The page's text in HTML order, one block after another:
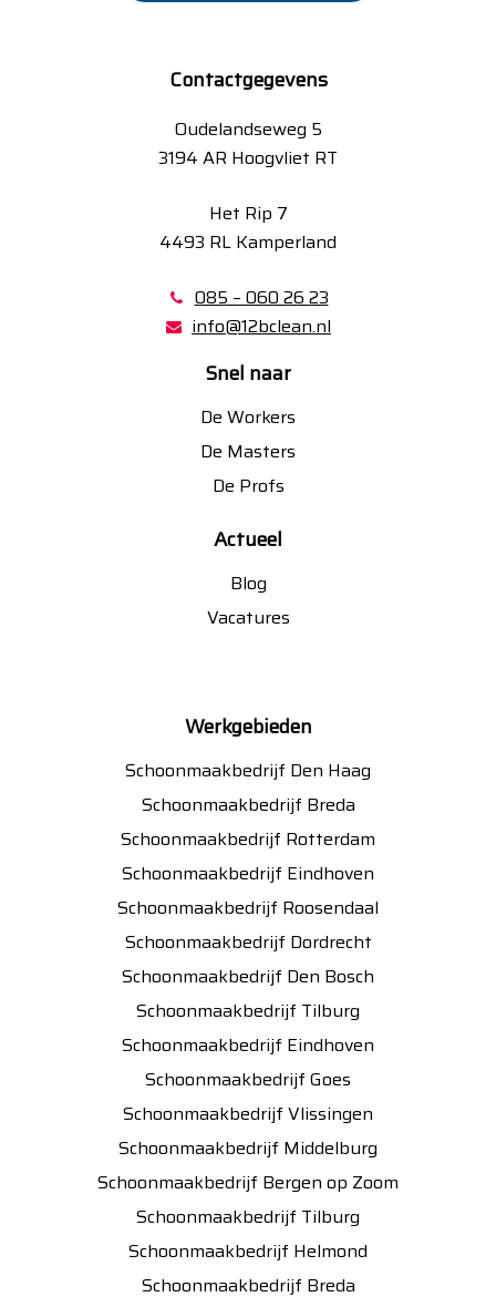
Contactgegevens
Oudelandseweg 5
3194 AR Hoogvliet RT
Het Rip 7
4493 RL Kamperland
085 – 060 26 23
info@12bclean.nl
Snel naar
De Workers
De Masters
De Profs
Actueel
Blog
Vacatures
Werkgebieden
Schoonmaakbedrijf Den Haag
Schoonmaakbedrijf Breda
Schoonmaakbedrijf Rotterdam
Schoonmaakbedrijf Eindhoven
Schoonmaakbedrijf Roosendaal
Schoonmaakbedrijf Dordrecht
Schoonmaakbedrijf Den Bosch
Schoonmaakbedrijf Tilburg
Schoonmaakbedrijf Eindhoven
Schoonmaakbedrijf Goes
Schoonmaakbedrijf Vlissingen
Schoonmaakbedrijf Middelburg
Schoonmaakbedrijf Bergen op Zoom
Schoonmaakbedrijf Tilburg
Schoonmaakbedrijf Helmond
Schoonmaakbedrijf Breda